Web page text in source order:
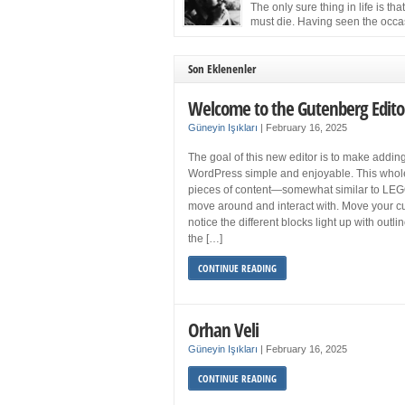
and still feel fatigued when your […]
The only sure thing in life is that
must die. Having seen the
the Cuban Revolution would succumb to that
Son Eklenenler
Welcome to the Gutenberg
Güneyin Işıkları February 16, 2025
The goal of this new editor is to make
WordPress simple and enjoyable. This
pieces of content—somewhat similar to
move around and interact with. Move your
notice the different blocks light up with
the […]
CONTINUE READING
Orhan Veli
Güneyin Işıkları February 16, 2025
CONTINUE READING